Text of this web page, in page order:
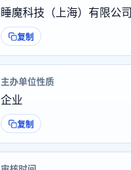
睡魔科技（上海）有限公司
复制
主办单位性质
企业
复制